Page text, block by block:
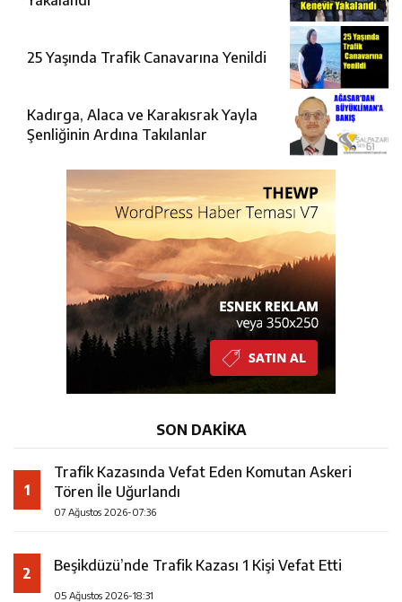
25 Yaşında Trafik Canavarına Yenildi
Kadırga, Alaca ve Karakısrak Yayla
Şenliğinin Ardına Takılanlar
SON DAKİKA
1
Trafik Kazasında Vefat Eden Komutan Askeri
Tören İle Uğurlandı
07 Ağustos 2026-07:36
2 Beşikdüzü’nde Trafik Kazası 1 Kişi Vefat Etti
05 Ağustos 2026-18:31